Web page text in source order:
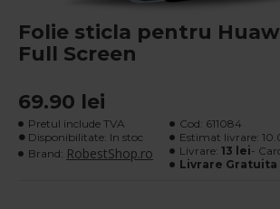
Folie sticla pentru
Full Screen
69.90 lei
Pretul include TVA
Disponibilitate: In stoc
Brand: RobestShop.ro
Cod: 611084
Estimat livrare:
Livrare: 13 lei-
Livrare Gratuita